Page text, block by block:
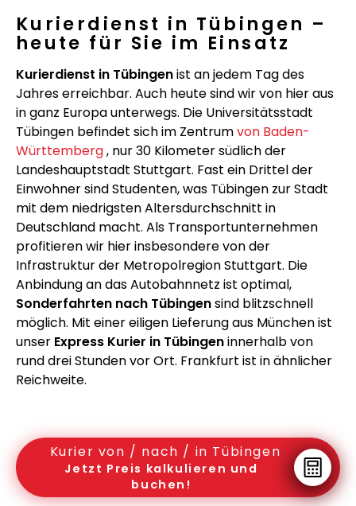
Kurierdienst in Tübingen –
heute für Sie im Einsatz
Kurierdienst in Tübingenist an jedem Tag des
Jahres erreichbar. Auch heute sind wir von hier aus
in ganz Europa unterwegs. Die Universitätsstadt
Tübingen befindet sich im Zentrumvon Baden-
Württemberg, nur 30 Kilometer südlich der
Landeshauptstadt Stuttgart. Fast ein Drittel der
Einwohner sind Studenten, was Tübingen zur Stadt
mit dem niedrigsten Altersdurchschnitt in
Deutschland macht. Als Transportunternehmen
profitieren wir hier insbesondere von der
Infrastruktur der Metropolregion Stuttgart. Die
Anbindung an das Autobahnnetz ist optimal,
Sonderfahrten nach Tübingensind blitzschnell
möglich. Mit einer eiligen Lieferung aus München ist
unser Express Kurier in Tübingeninnerhalb von
rund drei Stunden vor Ort. Frankfurt ist in ähnlicher
Reichweite.
Kurier von / nach / in Tübingen
Jetzt Preis kalkulieren und
buchen!